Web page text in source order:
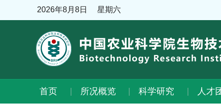
2026年8月8日 星期六
首页 所况概览 科学研究 人才